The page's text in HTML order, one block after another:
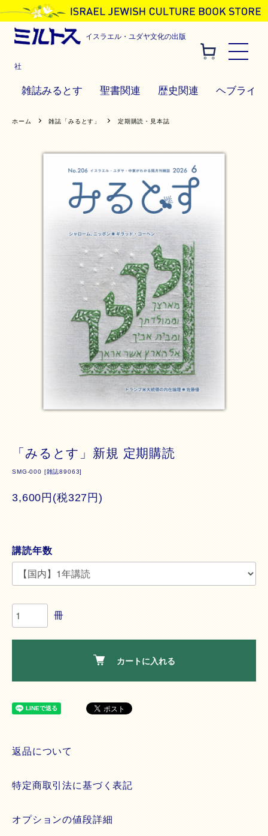
イスラエル・ユダヤ文化の出版
社
雑誌みるとす 聖書関連 歴史関連 ヘブライ
ホーム 雑誌「みるとす」 定期購読・見本誌
「みるとす」新規 定期購読
SMG-000 [雑誌89063]
3,600円(税327円)
講読年数
冊
カートに入れる
返品について
特定商取引法に基づく表記
オプションの値段詳細